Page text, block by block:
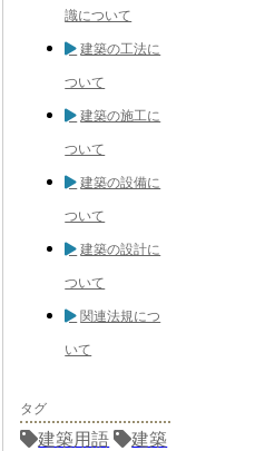
識について
建築の工法に
ついて
建築の施工に
ついて
建築の設備に
ついて
建築の設計に
ついて
関連法規につ
いて
タグ
建築用語
建築